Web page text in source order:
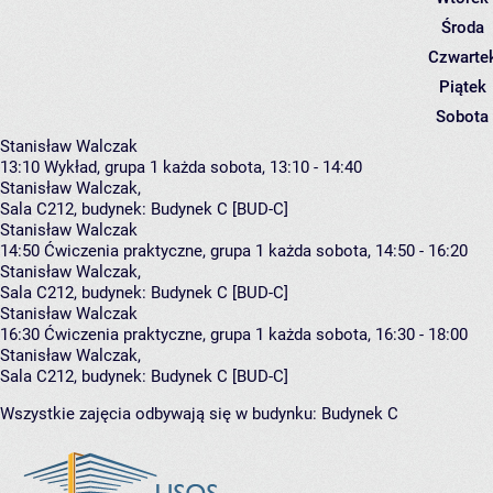
Środa
Piątek
Sobota
Stanisław Walczak
13:10 Wykład, grupa 1 każda sobota, 13:10 - 14:40
Stanisław Walczak,
Sala C212, budynek: Budynek C [BUD-C]
Stanisław Walczak
14:50 Ćwiczenia praktyczne, grupa 1 każda sobota, 14:50 - 16:20
Stanisław Walczak,
Sala C212, budynek: Budynek C [BUD-C]
Stanisław Walczak
16:30 Ćwiczenia praktyczne, grupa 1 każda sobota, 16:30 - 18:00
Stanisław Walczak,
Sala C212, budynek: Budynek C [BUD-C]
Wszystkie zajęcia odbywają się w budynku: Budynek C